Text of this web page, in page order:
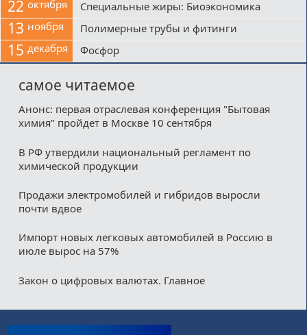
22 октября Специальные жиры: Биоэкономика
13 ноября Полимерные трубы и фитинги
15 декабря Фосфор
самое читаемое
Анонс: первая отраслевая конференция "Бытовая
химия" пройдет в Москве 10 сентября
В РФ утвердили национальный регламент по
химической продукции
Продажи электромобилей и гибридов выросли
почти вдвое
Импорт новых легковых автомобилей в Россию в
июле вырос на 57%
Закон о цифровых валютах. Главное